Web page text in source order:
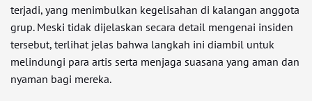
terjadi, yang menimbulkan kegelisahan di kalangan anggota
grup. Meski tidak dijelaskan secara detail mengenai insiden
tersebut, terlihat jelas bahwa langkah ini diambil untuk
melindungi para artis serta menjaga suasana yang aman dan
nyaman bagi mereka.